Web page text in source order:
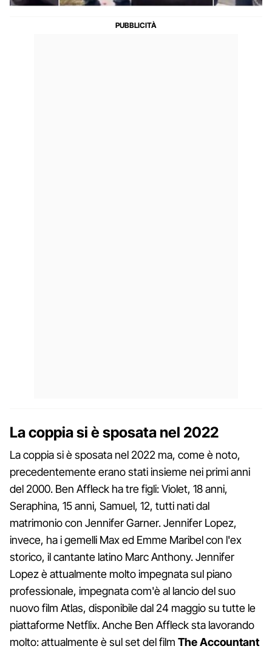
La coppia si è sposata nel 2022
La coppia si è sposata nel 2022 ma, come è noto,
precedentemente erano stati insieme nei primi anni
del 2000. Ben Affleck ha tre figli: Violet, 18 anni,
Seraphina, 15 anni, Samuel, 12, tutti nati dal
matrimonio con Jennifer Garner. Jennifer Lopez,
invece, ha i gemelli Max ed Emme Maribel con l'ex
storico, il cantante latino Marc Anthony. Jennifer
Lopez è attualmente molto impegnata sul piano
professionale, impegnata com'è al lancio del suo
nuovo film Atlas, disponibile dal 24 maggio su tutte le
piattaforme Netflix. Anche Ben Affleck sta lavorando
molto: attualmente è sul set del film The Accountant